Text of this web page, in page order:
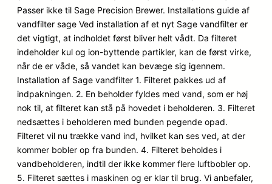
Passer ikke til Sage Precision Brewer. Installations guide af
vandfilter sage Ved installation af et nyt Sage vandfilter er
det vigtigt, at indholdet først bliver helt vådt. Da filteret
indeholder kul og ion-byttende partikler, kan de først virke,
når de er våde, så vandet kan bevæge sig igennem.
Installation af Sage vandfilter 1. Filteret pakkes ud af
indpakningen. 2. En beholder fyldes med vand, som er høj
nok til, at filteret kan stå på hovedet i beholderen. 3. Filteret
nedsættes i beholderen med bunden pegende opad.
Filteret vil nu trække vand ind, hvilket kan ses ved, at der
kommer bobler op fra bunden. 4. Filteret beholdes i
vandbeholderen, indtil der ikke kommer flere luftbobler op.
5. Filteret sættes i maskinen og er klar til brug. Vi anbefaler,